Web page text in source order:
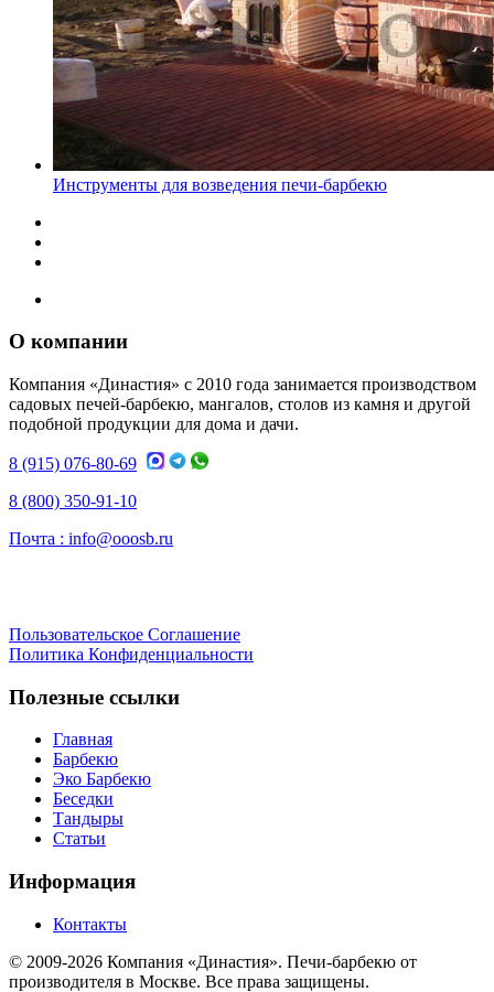
Инструменты для возведения печи-барбекю
О компании
Компания «Династия» с 2010 года занимается производством
садовых печей-барбекю, мангалов, столов из камня и другой
подобной продукции для дома и дачи.
8 (915) 076-80-69
8 (800) 350-91-10
Почта : info@ooosb.ru
Пользовательское Соглашение
Политика Конфиденциальности
Полезные ссылки
Главная
Барбекю
Эко Барбекю
Беседки
Тандыры
Статьи
Информация
Контакты
© 2009-2026 Компания «Династия». Печи-барбекю от
производителя в Москве. Все права защищены.